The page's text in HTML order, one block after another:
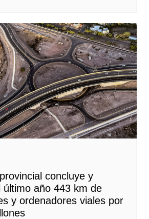
concluye y
último año 443 km de
y ordenadores viales por